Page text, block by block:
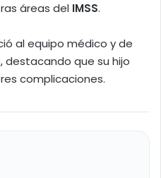
áreas del IMSS.
al equipo médico y de
destacando que su hijo
complicaciones.